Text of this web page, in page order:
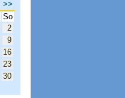
>>
So
2
9
16
23
30